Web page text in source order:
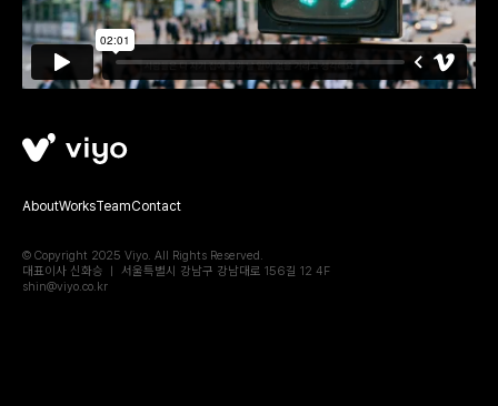
AboutWorksTeamContact
© Copyright 2025 Viyo. All Rights Reserved.
대표이사 신화승 ㅣ 서울특별시 강남구 강남대로 156길 12 4F
shin@viyo.co.kr